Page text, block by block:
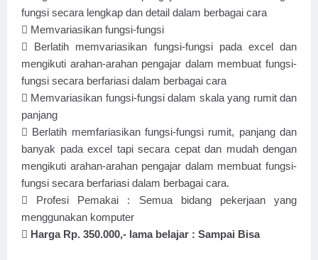
fungsi secara lengkap dan detail dalam berbagai cara
 Memvariasikan fungsi-fungsi

Berlatih memvariasikan fungsi-fungsi pada excel dan
mengikuti arahan-arahan pengajar dalam membuat fungsi-
fungsi secara berfariasi dalam berbagai cara
 Memvariasikan fungsi-fungsi dalam skala yang rumit dan
panjang
 Berlatih memfariasikan fungsi-fungsi rumit, panjang dan
banyak pada excel tapi secara cepat dan mudah dengan
mengikuti arahan-arahan pengajar dalam membuat fungsi-
fungsi secara berfariasi dalam berbagai cara.

Profesi Pemakai : Semua bidang pekerjaan yang
menggunakan komputer
 Harga Rp. 350.000,- lama belajar : Sampai Bisa